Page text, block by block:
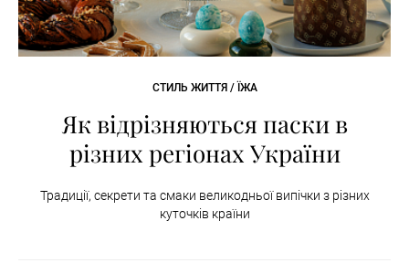
СТИЛЬ ЖИТТЯ / ЇЖА
Як відрізняються паски в
різних регіонах України
Традиції, секрети та смаки великодньої випічки з різних
куточків країни